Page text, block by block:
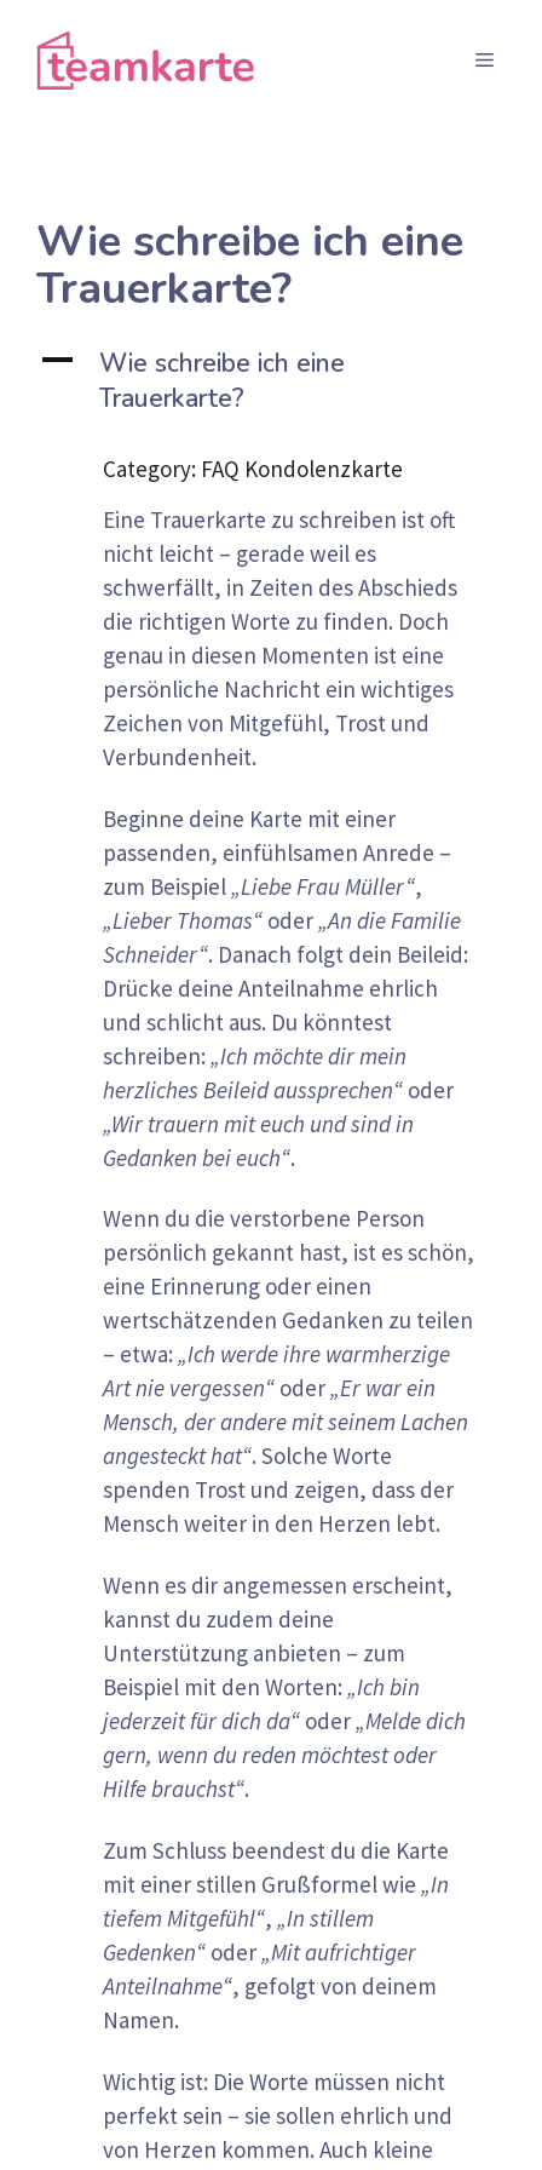
contenu
Menu
Wie schreibe ich eine
Trauerkarte?
A
Wie schreibe ich eine
Trauerkarte?
Category: FAQ Kondolenzkarte
Eine Trauerkarte zu schreiben ist oft
nicht leicht – gerade weil es
schwerfällt, in Zeiten des Abschieds
die richtigen Worte zu finden. Doch
genau in diesen Momenten ist eine
persönliche Nachricht ein wichtiges
Zeichen von Mitgefühl, Trost und
Verbundenheit.
Beginne deine Karte mit einer
passenden, einfühlsamen Anrede –
zum Beispiel„Liebe Frau Müller“,
„Lieber Thomas“ oder„An die Familie
Schneider“. Danach folgt dein Beileid:
Drücke deine Anteilnahme ehrlich
und schlicht aus. Du könntest
schreiben: „Ich möchte dir mein
herzliches Beileid aussprechen“ oder
„Wir trauern mit euch und sind in
Gedanken bei euch“.
Wenn du die verstorbene Person
persönlich gekannt hast, ist es schön,
eine Erinnerung oder einen
wertschätzenden Gedanken zu teilen
– etwa: „Ich werde ihre warmherzige
Art nie vergessen“ oder„Er war ein
Mensch, der andere mit seinem Lachen
angesteckt hat“. Solche Worte
spenden Trost und zeigen, dass der
Mensch weiter in den Herzen lebt.
Wenn es dir angemessen erscheint,
kannst du zudem deine
Unterstützung anbieten – zum
Beispiel mit den Worten: „Ich bin
jederzeit für dich da“ oder„Melde dich
gern, wenn du reden möchtest oder
Hilfe brauchst“.
Zum Schluss beendest du die Karte
mit einer stillen Grußformel wie „In
tiefem Mitgefühl“, „In stillem
Gedenken“ oder„Mit aufrichtiger
Anteilnahme“, gefolgt von deinem
Namen.
Wichtig ist: Die Worte müssen nicht
perfekt sein – sie sollen ehrlich und
von Herzen kommen. Auch kleine